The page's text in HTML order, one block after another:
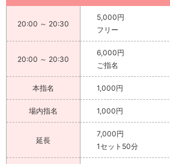
20:00 ～ 20:30
5,000円
フリー
20:00 ～ 20:30
6,000円
ご指名
本指名 1,000円
場内指名 1,000円
延長
7,000円
1セット50分